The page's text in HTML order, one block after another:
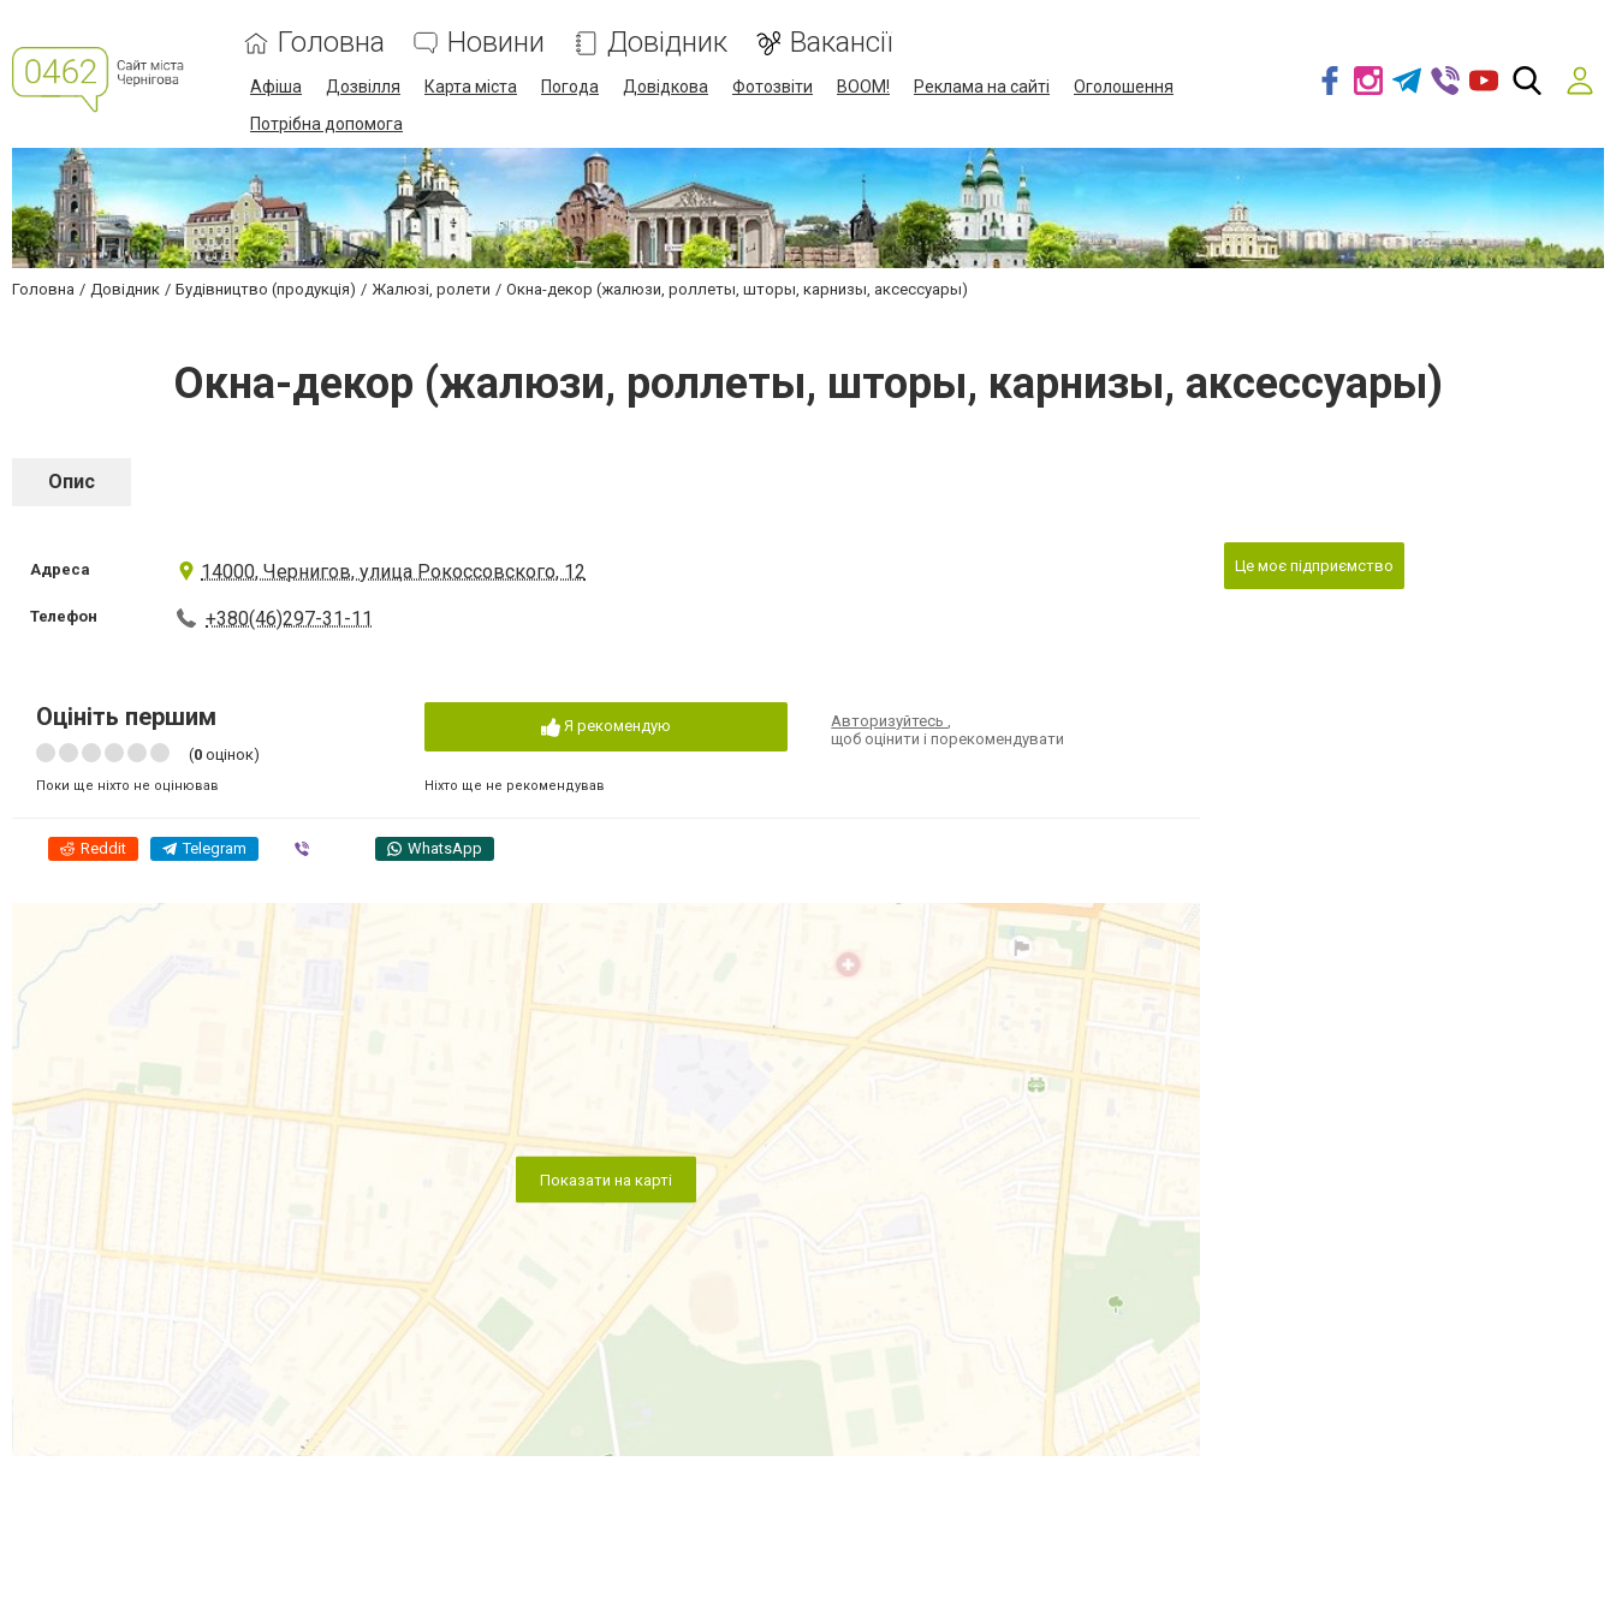
Головна Новини Довідник Вакансії
Афіша Дозвілля Карта міста Погода Довідкова Фотозвіти BOOM! Реклама на сайті
Оголошення
Потрібна допомога
Головна Довідник Будівництво (продукція) Жалюзі, ролети Окна-декор (жалюзи, роллеты, шторы, карнизы, аксессуары)
Окна-декор (жалюзи, роллеты, шторы, карнизы, аксессуары)
Опис
Адреса 14000, Чернигов, улица Рокоссовского, 12
Телефон +380(46)297-31-11
Оцініть першим
(0 оцінок)
Поки ще ніхто не оцінював
Я рекомендую
Ніхто ще не рекомендував
Авторизуйтесь,
щоб оцінити і порекомендувати
Reddit Telegram WhatsApp
Показати на карті
Це моє підприємство